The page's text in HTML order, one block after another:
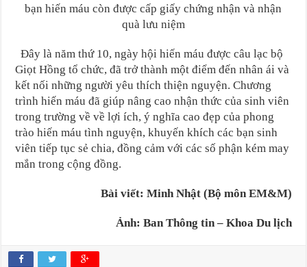
bạn hiến máu còn được cấp giấy chứng nhận và nhận
quà lưu niệm
Đây là năm thứ 10, ngày hội hiến máu được câu lạc bộ
Giọt Hồng tổ chức, đã trở thành một điểm đến nhân ái và
kết nối những người yêu thích thiện nguyện. Chương
trình hiến máu đã giúp nâng cao nhận thức của sinh viên
trong trường về về lợi ích, ý nghĩa cao đẹp của phong
trào hiến máu tình nguyện, khuyến khích các bạn sinh
viên tiếp tục sẻ chia, đồng cảm với các số phận kém may
mắn trong cộng đồng.
Bài viết: Minh Nhật (Bộ môn EM&M)
Ảnh: Ban Thông tin – Khoa Du lịch